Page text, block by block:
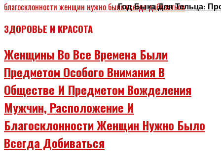
Год Быка Для Тельца:
ЗДОРОВЬЕ И КРАСОТА
Женщины Во Все Времена Были
Предметом Особого Внимания В
Обществе И Предметом Вожделения
Мужчин, Расположение И
Благосклонности Женщин Нужно Было
Всегда Добиваться